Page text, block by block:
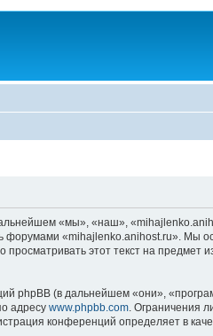
«мы», «наш»,
«mihajlenko.anihost.ru». Мы
этот текст на предмет
(в дальнейшем «они»,
адресу www.phpbb.com. Ограничения
конференций определяет в